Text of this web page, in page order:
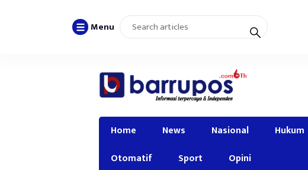
Menu
Home News Nasional Hukum
Otomatif
Sport Opini